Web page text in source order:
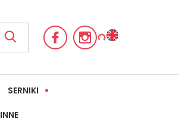
SERNIKI
INNE